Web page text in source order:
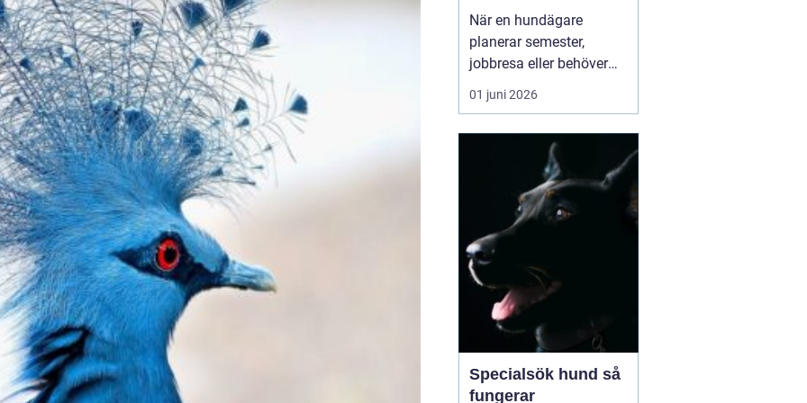
och aktiv semester
När en hundägare
planerar semester,
jobbresa eller behöver
avlastning under en
period, blir frågan
hand om hunden? För
många i Östergötland är
ett hundpensionat
Norrköpi...
01 juni 2026
Specialsök hund så
fungerar